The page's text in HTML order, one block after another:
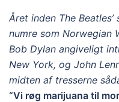
Året inden The
numre som Norwegian
Bob Dylan angiveligt
New York, og John
midten af tresserne
“Vi røg marijuana til